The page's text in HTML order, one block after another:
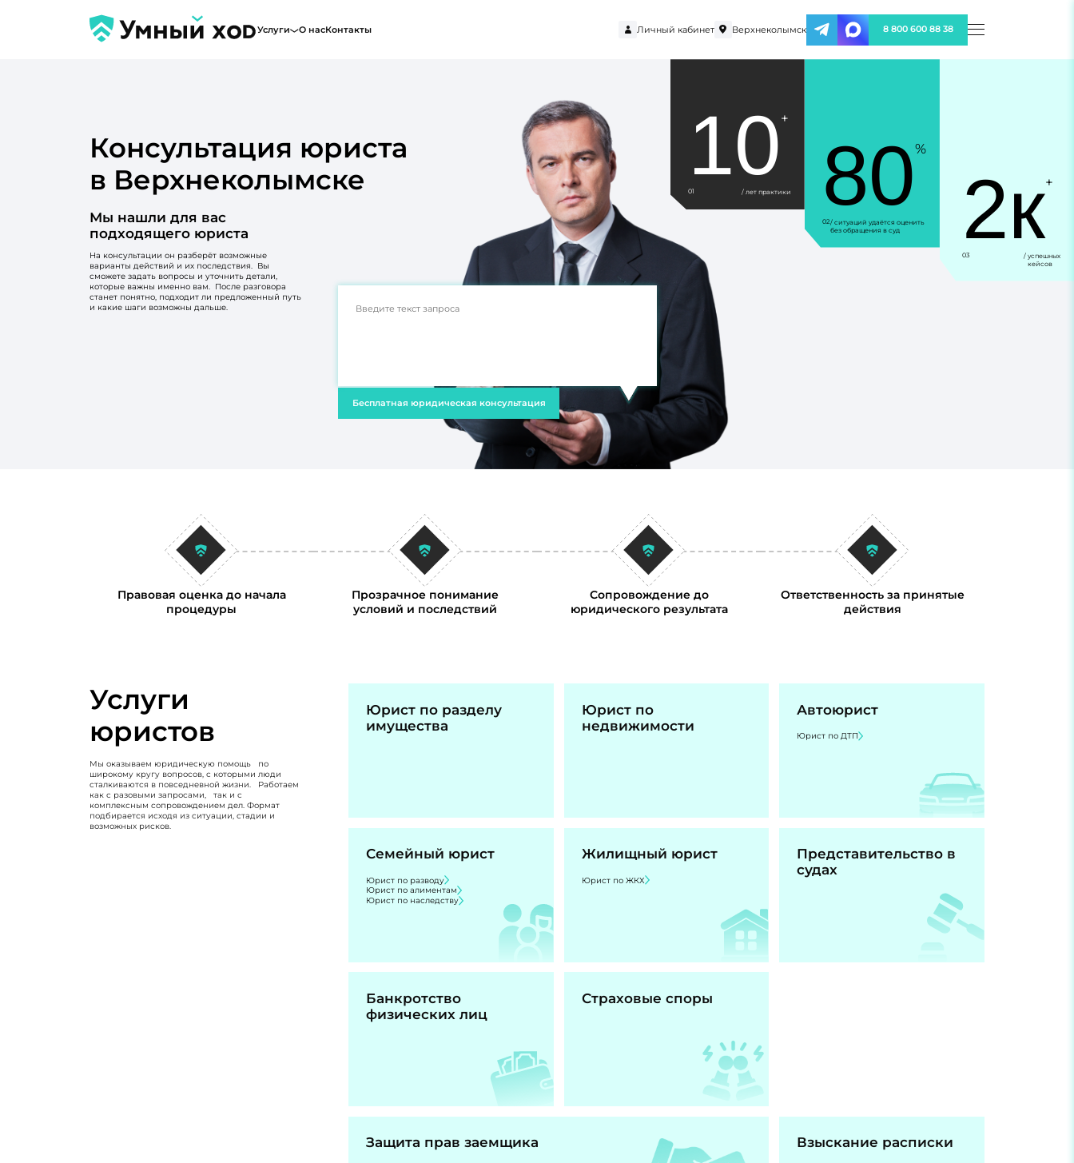
Услуги О насКонтакты Личный кабинет Верхнеколымск 8 800 600 88 38
Консультация юриста
в Верхнеколымске
Мы нашли для вас
подходящего юриста
На консультации он разберёт возможные
варианты действий и их последствия. Вы
сможете задать вопросы и уточнить детали,
которые важны именно вам. После разговора
станет понятно, подходит ли предложенный путь
и какие шаги возможны дальше.
Бесплатная юридическая консультация
10 +
01 / лет практики 80%
02/ ситуаций удаётся оценить
без обращения в суд
2к+
03
/ успешных
кейсов
Правовая оценка до начала
процедуры
Прозрачное понимание
условий и последствий
Сопровождение до
юридического результата
Ответственность за принятые
действия
Услуги
юристов
Мы оказываем юридическую помощь по
широкому кругу вопросов, с которыми люди
сталкиваются в повседневной жизни. Работаем
как с разовыми запросами, так и с
комплексным сопровождением дел. Формат
подбирается исходя из ситуации, стадии и
возможных рисков.
Юрист по разделу
имущества
Юрист по
недвижимости
Автоюрист
Юрист по ДТП
Семейный юрист
Юрист по разводу
Юрист по алиментам
Юрист по наследству
Жилищный юрист
Юрист по ЖКХ
Представительство в
судах
Банкротство
физических лиц
Страховые споры
Защита прав заемщика Взыскание расписки